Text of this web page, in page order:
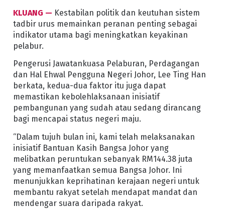
KLUANG — Kestabilan politik dan keutuhan sistem
tadbir urus memainkan peranan penting sebagai
indikator utama bagi meningkatkan keyakinan
pelabur.
Pengerusi Jawatankuasa Pelaburan, Perdagangan
dan Hal Ehwal Pengguna Negeri Johor, Lee Ting Han
berkata, kedua-dua faktor itu juga dapat
memastikan kebolehlaksanaan inisiatif
pembangunan yang sudah atau sedang dirancang
bagi mencapai status negeri maju.
“Dalam tujuh bulan ini, kami telah melaksanakan
inisiatif Bantuan Kasih Bangsa Johor yang
melibatkan peruntukan sebanyak RM144.38 juta
yang memanfaatkan semua Bangsa Johor. Ini
menunjukkan keprihatinan kerajaan negeri untuk
membantu rakyat setelah mendapat mandat dan
mendengar suara daripada rakyat.